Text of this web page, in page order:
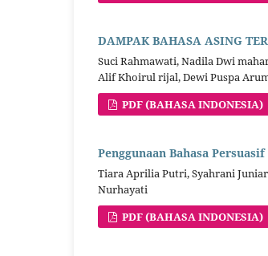
DAMPAK BAHASA ASING
Suci Rahmawati, Nadila Dwi
Alif Khoirul rijal, Dewi Puspa
PDF (BAHASA INDONESIA)
Penggunaan Bahasa
Tiara Aprilia Putri, Syahrani
Nurhayati
PDF (BAHASA INDONESIA)